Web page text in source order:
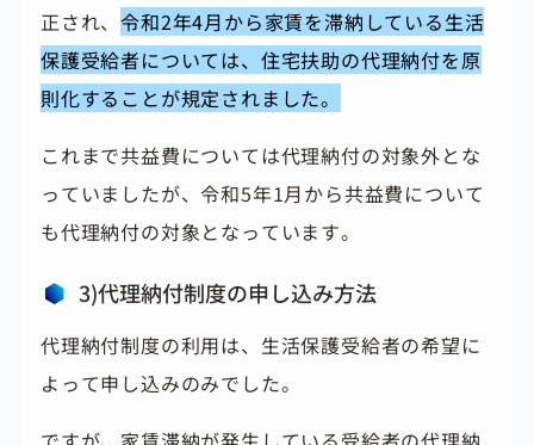
正され、令和2年4月から家賃を滞納している生活
保護受給者については、住宅扶助の代理納付を原
則化することが規定されました。
これまで共益費については代理納付の対象外とな
っていましたが、令和5年1月から共益費について
も代理納付の対象となっています。
3)代理納付制度の申し込み方法
代理納付制度の利用は、生活保護受給者の希望に
よって申し込みのみでした。